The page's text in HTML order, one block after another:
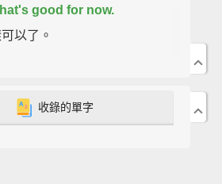
good for now.
以了。
收錄的單字